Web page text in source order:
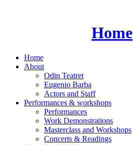
Home
Home
About
Odin Teatret
Eugenio Barba
Actors and Staff
Performances & workshops
Performances
Work Demonstrations
Masterclass and Workshops
Concerts & Readings